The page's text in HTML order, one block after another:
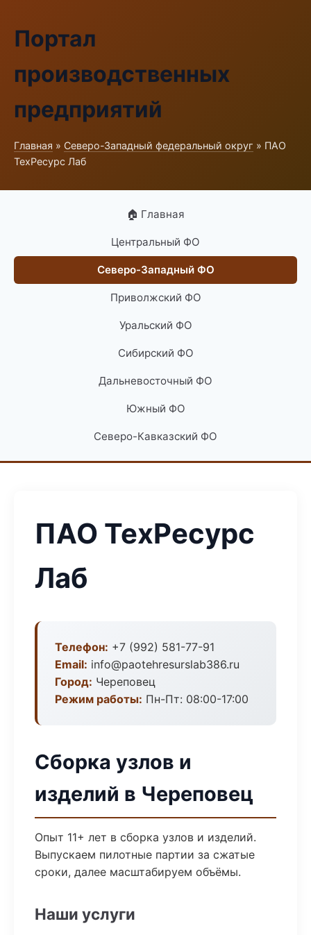
Портал
производственных
предприятий
Главная » Северо-Западный федеральный округ » ПАО
ТехРесурс Лаб
🏠 Главная
Центральный ФО
Северо-Западный ФО
Приволжский ФО
Уральский ФО
Сибирский ФО
Дальневосточный ФО
Южный ФО
Северо-Кавказский ФО
ПАО ТехРесурс
Лаб
Телефон: +7 (992) 581-77-91
Email: info@paotehresurslab386.ru
Город: Череповец
Режим работы: Пн-Пт: 08:00-17:00
Сборка узлов и
изделий в Череповец
Опыт 11+ лет в сборка узлов и изделий.
Выпускаем пилотные партии за сжатые
сроки, далее масштабируем объёмы.
Наши услуги